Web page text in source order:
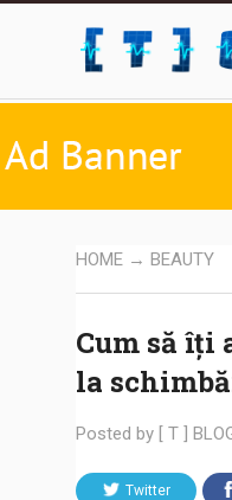
HOME → BEAUTY
Cum să îți
la
Posted by [ T ]
Twitter